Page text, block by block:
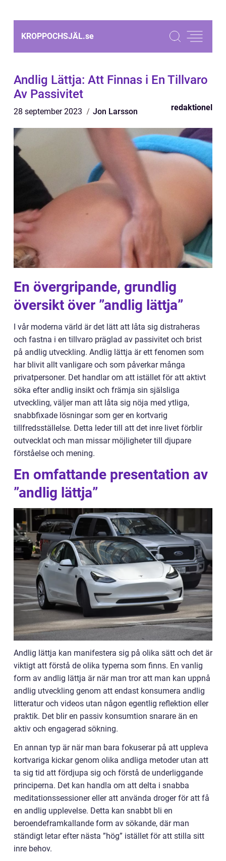
KROPPOCHSJÄL.se
Andlig Lättja: Att Finnas i En Tillvaro
Av Passivitet
28 september 2023 Jon Larsson redaktionel
En övergripande, grundlig
översikt över ”andlig lättja”
I vår moderna värld är det lätt att låta sig distraheras
och fastna i en tillvaro präglad av passivitet och brist
på andlig utveckling. Andlig lättja är ett fenomen som
har blivit allt vanligare och som påverkar många
privatpersoner. Det handlar om att istället för att aktivt
söka efter andlig insikt och främja sin själsliga
utveckling, väljer man att låta sig nöja med ytliga,
snabbfixade lösningar som ger en kortvarig
tillfredsställelse. Detta leder till att det inre livet förblir
outvecklat och man missar möjligheter till djupare
förståelse och mening.
En omfattande presentation av
”andlig lättja”
Andlig lättja kan manifestera sig på olika sätt och det är
viktigt att förstå de olika typerna som finns. En vanlig
form av andlig lättja är när man tror att man kan uppnå
andlig utveckling genom att endast konsumera andlig
litteratur och videos utan någon egentlig reflektion eller
praktik. Det blir en passiv konsumtion snarare än en
aktiv och engagerad sökning.
En annan typ är när man bara fokuserar på att uppleva
kortvariga kickar genom olika andliga metoder utan att
ta sig tid att fördjupa sig och förstå de underliggande
principerna. Det kan handla om att delta i snabba
meditationssessioner eller att använda droger för att få
en andlig upplevelse. Detta kan snabbt bli en
beroendeframkallande form av sökande, där man
ständigt letar efter nästa ”hög” istället för att stilla sitt
inre behov.